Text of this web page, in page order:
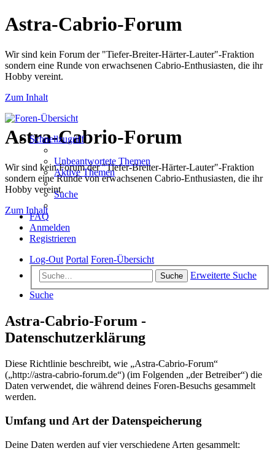
Astra-Cabrio-Forum
Wir sind kein Forum der "Tiefer-Breiter-Härter-Lauter"-Fraktion
sondern eine Runde von erwachsenen Cabrio-Enthusiasten, die ihr
Hobby vereint.
Zum Inhalt
Astra-Cabrio-Forum
Wir sind kein Forum der "Tiefer-Breiter-Härter-Lauter"-Fraktion
sondern eine Runde von erwachsenen Cabrio-Enthusiasten, die ihr
Hobby vereint.
Zum Inhalt
Schnellzugriff
Unbeantwortete Themen
Aktive Themen
Suche
FAQ
Anmelden
Registrieren
Log-Out Portal Foren-Übersicht
Suche
Erweiterte Suche
Suche
Astra-Cabrio-Forum -
Datenschutzerklärung
Diese Richtlinie beschreibt, wie „Astra-Cabrio-Forum“
(„http://astra-cabrio-forum.de“) (im Folgenden „der Betreiber“) die
Daten verwendet, die während deines Foren-Besuchs gesammelt
werden.
Umfang und Art der Datenspeicherung
Deine Daten werden auf vier verschiedene Arten gesammelt: